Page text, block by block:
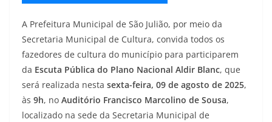
A Prefeitura Municipal de São Julião, por meio da
Secretaria Municipal de Cultura, convida todos os
fazedores de cultura do município para participarem
da Escuta Pública do Plano Nacional Aldir Blanc, que
será realizada nesta sexta-feira, 09 de agosto de 2025,
às 9h, no Auditório Francisco Marcolino de Sousa,
localizado na sede da Secretaria Municipal de